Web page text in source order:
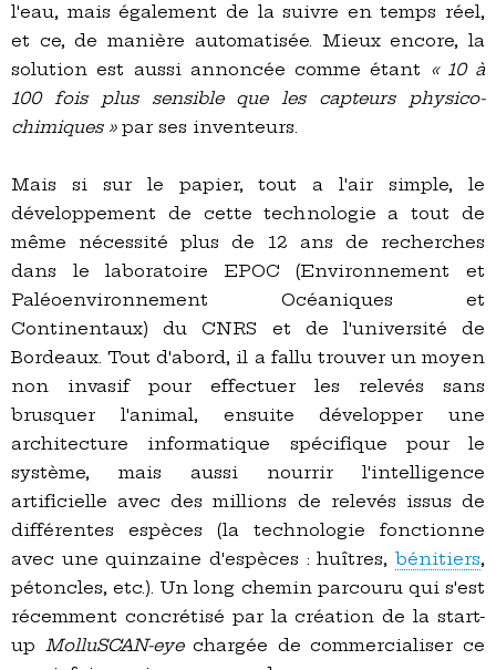
l'eau, mais également de la suivre en temps réel,
et ce, de manière automatisée. Mieux encore, la
solution est aussi annoncée comme étant « 10 à
100 fois plus sensible que les capteurs physico-
chimiques »par ses inventeurs.
Mais si sur le papier, tout a l'air simple, le
développement de cette technologie a tout de
même nécessité plus de 12 ans de recherches
dans le laboratoire EPOC (Environnement et
Paléoenvironnement Océaniques et
Continentaux) du CNRS et de l'université de
Bordeaux. Tout d'abord, il a fallu trouver un moyen
non invasif pour effectuer les relevés sans
brusquer l'animal, ensuite développer une
architecture informatique spécifique pour le
système, mais aussi nourrir l'intelligence
artificielle avec des millions de relevés issus de
différentes espèces (la technologie fonctionne
avec une quinzaine d'espèces : huîtres, bénitiers,
pétoncles, etc.). Un long chemin parcouru qui s'est
récemment concrétisé par la création de la start-
up MolluSCAN-eyechargée de commercialiser ce